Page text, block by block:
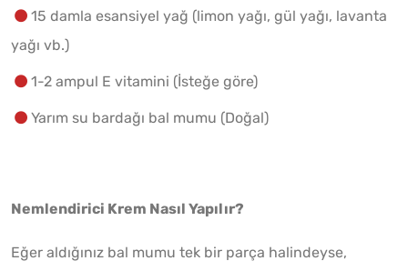
15 damla esansiyel yağ (limon yağı, gül yağı, lavanta
yağı vb.)
1-2 ampul E vitamini (İsteğe göre)
Yarım su bardağı bal mumu (Doğal)
Nemlendirici Krem Nasıl Yapılır?
Eğer aldığınız bal mumu tek bir parça halindeyse,